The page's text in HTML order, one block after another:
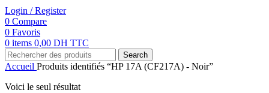
Login / Register
0 Compare
0 Favoris
0 items 0,00 DH TTC
Search
Accueil Produits identifiés “HP 17A (CF217A) - Noir”
Voici le seul résultat